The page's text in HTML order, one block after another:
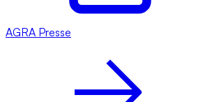
AGRA Presse